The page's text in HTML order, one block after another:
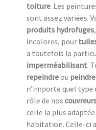
toiture. Les
sont assez variées.
produits hydrofuges
incolores, pour
a toutefois la
imperméabilisant.
repeindreou peindre
n’importe quel type
rôle de nos
celle la plus
habitation. Celle-ci